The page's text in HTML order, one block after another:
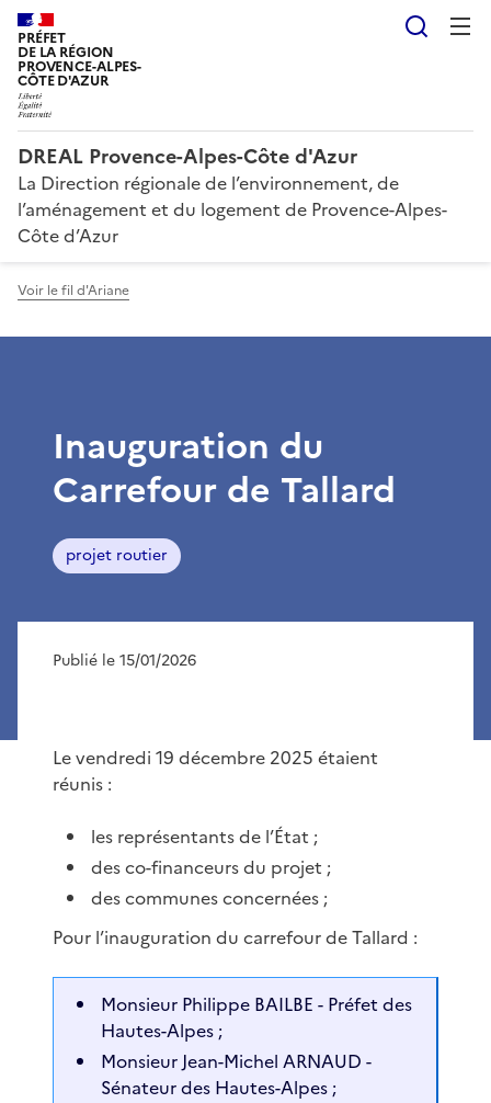
PRÉFET
DE LA RÉGION
PROVENCE-ALPES-
CÔTE D'AZUR
DREAL Provence-Alpes-Côte d'Azur
La Direction régionale de l’environnement, de
l’aménagement et du logement de Provence-Alpes-
Côte d’Azur
Voir le fil d'Ariane
Inauguration du
Carrefour de Tallard
projet routier
Publié le 15/01/2026
Le vendredi 19 décembre 2025 étaient
réunis :
les représentants de l’État ;
des co-financeurs du projet ;
des communes concernées ;
Pour l’inauguration du carrefour de Tallard :
Monsieur Philippe BAILBE - Préfet des
Hautes-Alpes ;
Monsieur Jean-Michel ARNAUD -
Sénateur des Hautes-Alpes ;